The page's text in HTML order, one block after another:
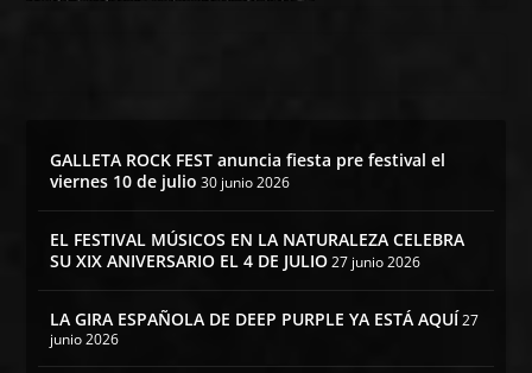
GALLETA ROCK FEST anuncia fiesta pre festival el
viernes 10 de julio 30 junio 2026
EL FESTIVAL MÚSICOS EN LA NATURALEZA CELEBRA
SU XIX ANIVERSARIO EL 4 DE JULIO 27 junio 2026
LA GIRA ESPAÑOLA DE DEEP PURPLE YA ESTÁ AQUÍ27
junio 2026